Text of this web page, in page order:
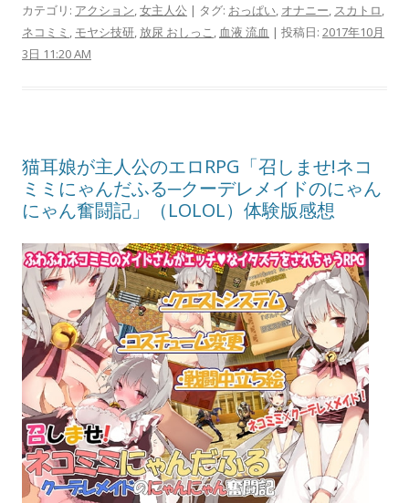
カテゴリ: アクション 女主人公 | タグ: おっぱい オナニー スカトロ
ネコミミ
モヤシ技研 放尿 おしっこ 血液 流血 | 投稿日: 2017年10月
3日 11:20 AM
猫耳娘が主人公のエロRPG「召しませ!ネコ
ミミにゃんだふる─クーデレメイドのにゃん
にゃん奮闘記」（LOLOL）体験版感想